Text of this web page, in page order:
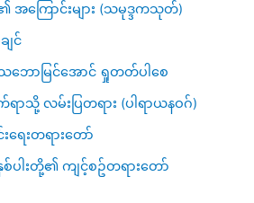
အကြောင်းများ (သမုဒ္ဒကသုတ်)
ျင်
ောမြင်အောင် ရှုတတ်ပါစေ
ာသို့ လမ်းပြတရား (ပါရာယနဝဂ်)
ရေးတရားတော်
ပါးတို့၏ ကျင့်စဥ်တရားတော်